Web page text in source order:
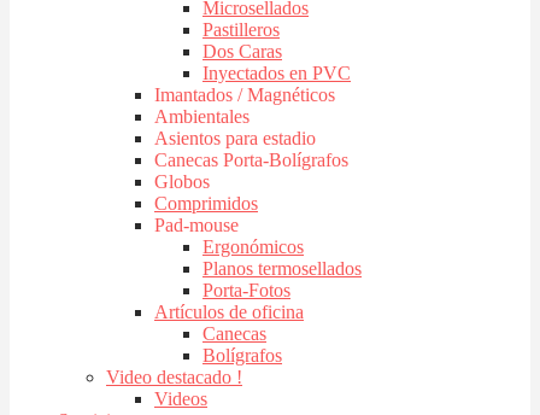
Microsellados
Pastilleros
Dos Caras
Inyectados en PVC
Imantados / Magnéticos
Ambientales
Asientos para estadio
Canecas Porta-Bolígrafos
Globos
Comprimidos
Pad-mouse
Ergonómicos
Planos termosellados
Porta-Fotos
Artículos de oficina
Canecas
Bolígrafos
Video destacado !
Videos